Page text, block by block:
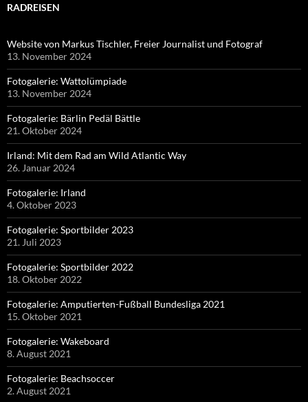
RADREISEN
Website von Markus Tischler, Freier Journalist und Fotograf
13. November 2024
Fotogalerie: Wattolümpiade
13. November 2024
Fotogalerie: Bärlin Pedäl Bättle
21. Oktober 2024
Irland: Mit dem Rad am Wild Atlantic Way
26. Januar 2024
Fotogalerie: Irland
4. Oktober 2023
Fotogalerie: Sportbilder 2023
21. Juli 2023
Fotogalerie: Sportbilder 2022
18. Oktober 2022
Fotogalerie: Amputierten-Fußball Bundesliga 2021
15. Oktober 2021
Fotogalerie: Wakeboard
8. August 2021
Fotogalerie: Beachsoccer
2. August 2021